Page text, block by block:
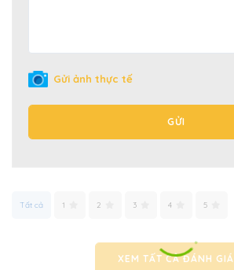
Gửi ảnh thực tế
GỬI
Tất cả 1 2 3 4 5
XEM TẤT CẢ ĐÁNH GIÁ